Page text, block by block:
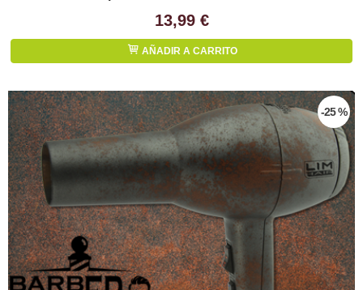
13,99 €
AÑADIR A CARRITO
-25 %